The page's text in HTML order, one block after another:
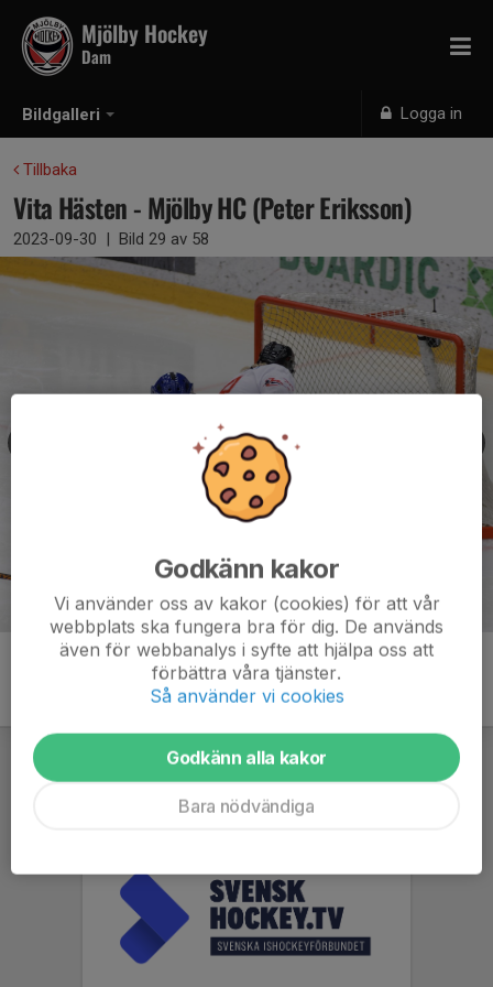
Bildgalleri Logga in
Mjölby Hockey
Dam
Tillbaka
Vita Hästen - Mjölby HC (Peter Eriksson)
2023-09-30 | Bild 29 av 58
Godkänn kakor
Vi använder oss av kakor (cookies) för att vår
webbplats ska fungera bra för dig. De används
även för webbanalys i syfte att hjälpa oss att
förbättra våra tjänster.
Så använder vi cookies
Godkänn alla kakor
Bara nödvändiga